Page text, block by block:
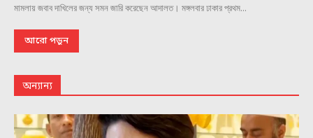
মামলায় জবাব দাখিলের জন্য সমন জারি করেছেন আদালত। মঙ্গলবার ঢাকার প্রথম...
আরো পড়ুন
অন্যান্য